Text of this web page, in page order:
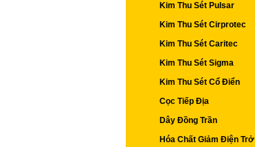
Kim Thu Sét Pulsar
Kim Thu Sét Cirprotec
Kim Thu Sét Caritec
Kim Thu Sét Sigma
Kim Thu Sét Cổ Điển
Cọc Tiếp Địa
Dây Đồng Trần
Hóa Chất Giảm Điện Trở